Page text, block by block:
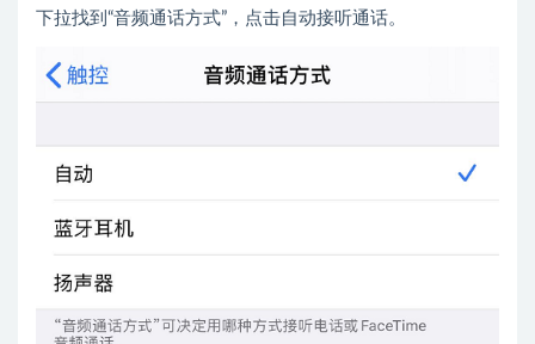
下拉找到“音频通话方式”，点击自动接听通话。